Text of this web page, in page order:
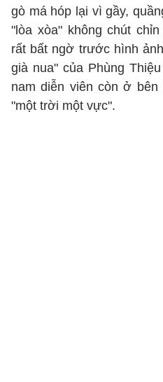
gò má hóp lại vì gầy,
"lòa xòa" không chút
rất bất ngờ trước hình
già nua" của Phùng
nam diễn viên còn ở
"một trời một vực".